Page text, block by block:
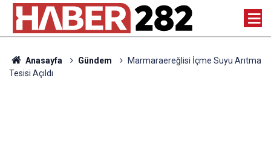
Anasayfa Gündem
Marmaraereğlisi İçme Suyu Arıtma
Tesisi Açıldı